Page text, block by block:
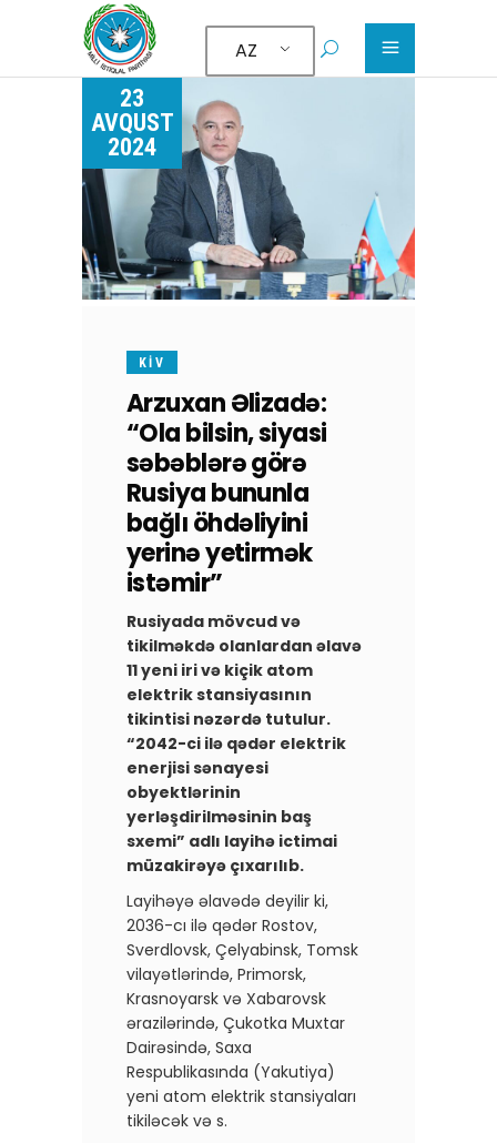
AZ
23
AVQUST
2024
KİV
Arzuxan Əlizadə:
“Ola bilsin, siyasi
səbəblərə görə
Rusiya bununla
bağlı öhdəliyini
yerinə yetirmək
istəmir”
Rusiyada mövcud və
tikilməkdə olanlardan əlavə
11 yeni iri və kiçik atom
elektrik stansiyasının
tikintisi nəzərdə tutulur.
“2042-ci ilə qədər elektrik
enerjisi sənayesi
obyektlərinin
yerləşdirilməsinin baş
sxemi” adlı layihə ictimai
müzakirəyə çıxarılıb.
Layihəyə əlavədə deyilir ki,
2036-cı ilə qədər Rostov,
Sverdlovsk, Çelyabinsk, Tomsk
vilayətlərində, Primorsk,
Krasnoyarsk və Xabarovsk
ərazilərində, Çukotka Muxtar
Dairəsində, Saxa
Respublikasında (Yakutiya)
yeni atom elektrik stansiyaları
tikiləcək və s.